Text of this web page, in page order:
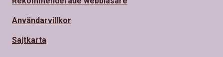
Användarvillkor
Sajtkarta